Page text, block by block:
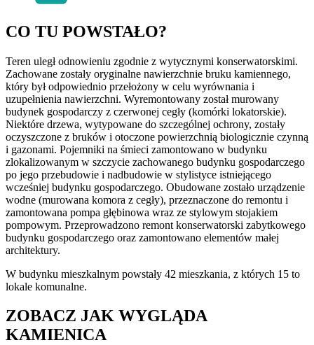
CO TU POWSTAŁO?
Teren uległ odnowieniu zgodnie z wytycznymi konserwatorskimi.
Zachowane zostały oryginalne nawierzchnie bruku kamiennego,
który był odpowiednio przełożony w celu wyrównania i
uzupełnienia nawierzchni. Wyremontowany został murowany
budynek gospodarczy z czerwonej cegły (komórki lokatorskie).
Niektóre drzewa, wytypowane do szczególnej ochrony, zostały
oczyszczone z bruków i otoczone powierzchnią biologicznie czynną
i gazonami. Pojemniki na śmieci zamontowano w budynku
zlokalizowanym w szczycie zachowanego budynku gospodarczego
po jego przebudowie i nadbudowie w stylistyce istniejącego
wcześniej budynku gospodarczego. Obudowane zostało urządzenie
wodne (murowana komora z cegły), przeznaczone do remontu i
zamontowana pompa głębinowa wraz ze stylowym stojakiem
pompowym. Przeprowadzono remont konserwatorski zabytkowego
budynku gospodarczego oraz zamontowano elementów małej
architektury.
W budynku mieszkalnym powstały 42 mieszkania, z których 15 to
lokale komunalne.
ZOBACZ JAK WYGLĄDA
KAMIENICA